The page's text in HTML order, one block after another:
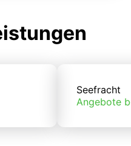
Seefracht
Angebote